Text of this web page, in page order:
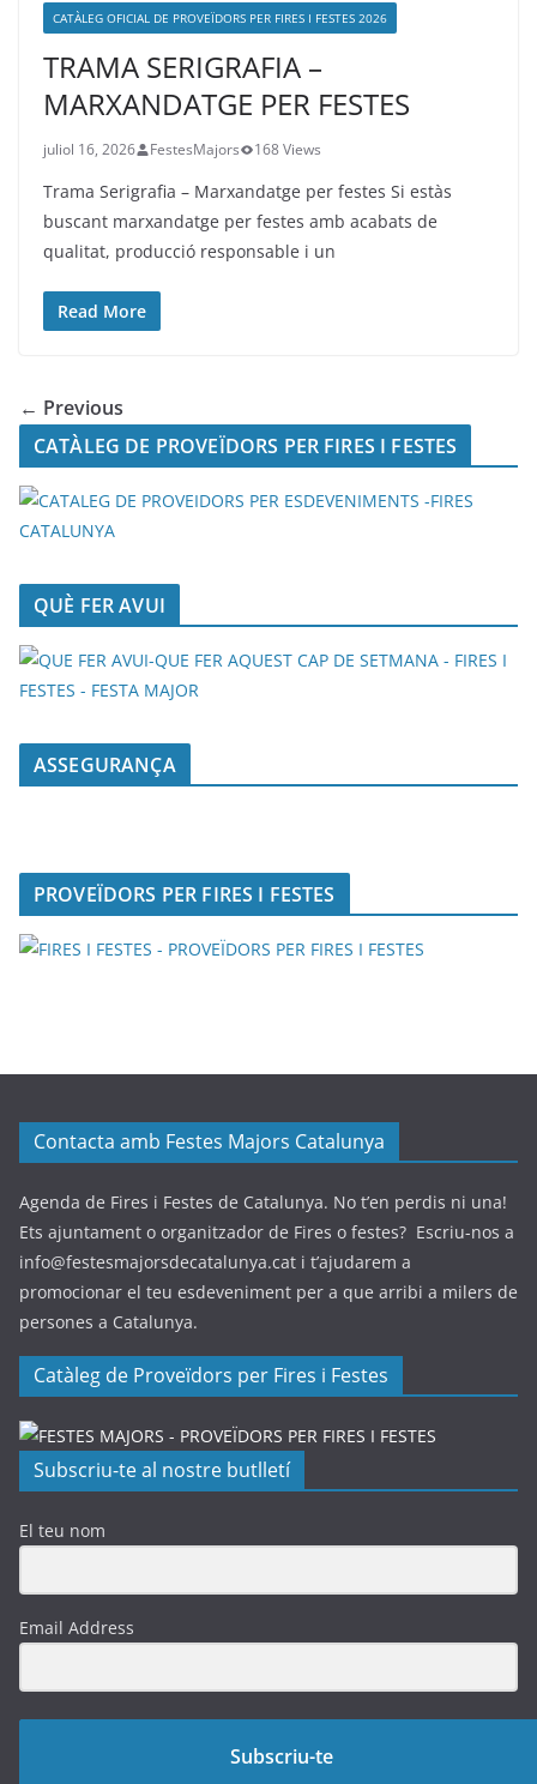
CATÀLEG OFICIAL DE PROVEÏDORS PER FIRES I FESTES 2026
TRAMA SERIGRAFIA –
MARXANDATGE PER FESTES
juliol 16, 2026 FestesMajors 168 Views
Trama Serigrafia – Marxandatge per festes Si estàs
buscant marxandatge per festes amb acabats de
qualitat, producció responsable i un
Read More
← Previous
CATÀLEG DE PROVEÏDORS PER FIRES I FESTES
QUÈ FER AVUI
ASSEGURANÇA
PROVEÏDORS PER FIRES I FESTES
Contacta amb Festes Majors Catalunya
Agenda de Fires i Festes de Catalunya. No t’en perdis ni una!
Ets ajuntament o organitzador de Fires o festes? Escriu-nos a
info@festesmajorsdecatalunya.cat i t’ajudarem a
promocionar el teu esdeveniment per a que arribi a milers de
persones a Catalunya.
Catàleg de Proveïdors per Fires i Festes
Subscriu-te al nostre butlletí
El teu nom
Email Address
Subscriu-te